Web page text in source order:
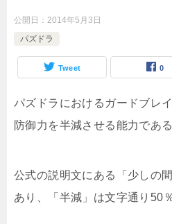
公開日： 2014年5月3日
パズドラ
Tweet 0
パズドラにおけるガードブレ
防御力を半減させる能力である
公式の説明文にある「少しの
あり、「半減」は文字通り50